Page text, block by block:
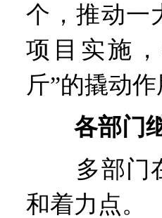
个，推动一
项目实施
斤”的撬动作
各部门
多部门在
和着力点。